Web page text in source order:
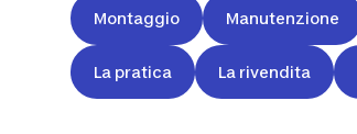
Montaggio Manutenzione
La pratica La rivendita